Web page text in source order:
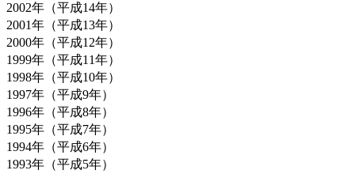
2002年（平成14年）
2001年（平成13年）
2000年（平成12年）
1999年（平成11年）
1998年（平成10年）
1997年（平成9年）
1996年（平成8年）
1995年（平成7年）
1994年（平成6年）
1993年（平成5年）